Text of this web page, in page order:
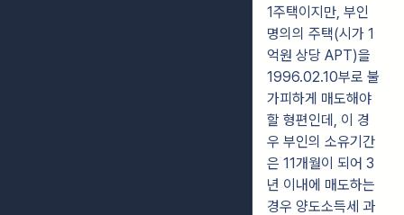
1주택이지만, 부인
명의의 주택(시가 1
억원 상당 APT)을
1996.02.10부로 불
가피하게 매도해야
할 형편인데, 이 경
우 부인의 소유기간
은 11개월이 되어 3
년 이내에 매도하는
경우 양도소득세 과